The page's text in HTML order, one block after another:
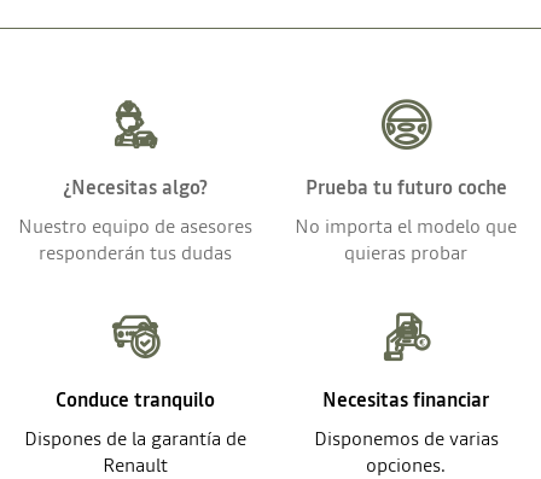
¿Necesitas algo?
Nuestro equipo de asesores
responderán tus dudas
Prueba tu futuro coche
No importa el modelo que
quieras probar
Conduce tranquilo
Dispones de la garantía de
Renault
Necesitas financiar
Disponemos de varias
opciones.